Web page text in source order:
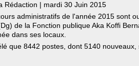
Rédaction | mardi 30 Juin 2015
administratifs de l'année 2015 sont
de la Fonction publique Aka Koffi
dans ses locaux.
que 8442 postes, dont 5140 nouveaux,